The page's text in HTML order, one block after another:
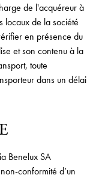
de l'acquéreur à
locaux de la société
en présence du
et son contenu à la
toute
dans un délai
Benelux SA
conformité d’un